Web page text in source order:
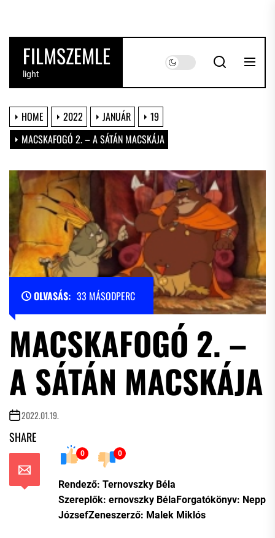
the
contentFILMSZEMLE
light
HOME 2022 JANUÁR
19
MACSKAFOGÓ 2. – A SÁTÁN MACSKÁJA
OLVASÁS: 33 MÁSODPERC
MACSKAFOGÓ 2. –
A SÁTÁN MACSKÁJA
2022.01.19.
SHARE
0 0
Rendező: Ternovszky Béla
Szereplők: ernovszky BélaForgatókönyv: Nepp
JózsefZeneszerző: Malek Miklós